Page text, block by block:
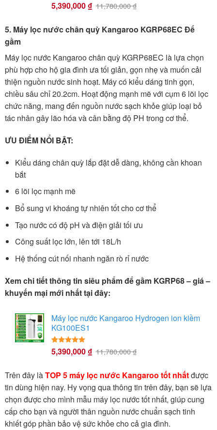
5.00trên 5
dựa trên
23
5,390,000 ₫ 11,780,000₫
5. Máy lọc nước chân quỳ Kangaroo KGRP68EC Để
gầm
Máy lọc nước Kangaroo chân quỳ KGRP68EC là lựa chọn
phù hợp cho hộ gia đình ưa tối giản, gọn nhẹ và muốn cải
thiện nguồn nước sinh hoạt. Máy có kiểu dáng tinh gọn,
chiều sâu chỉ 20.2cm. Hoạt động mạnh mẽ với cụm 6 lõi lọc
chức năng, mang đến nguồn nước sạch khỏe giúp loại bỏ
tác nhân gây lão hóa và cân bằng độ PH trong cơ thể.
ƯU ĐIỂM NỔI BẬT:
Kiểu dáng chân quỳ lắp đặt dễ dàng, không cần khoan
bắt
6 lõi lọc mạnh mẽ
Bổ sung vi khoáng tự nhiên tốt cho cơ thể
Tạo nước có độ pH và điện giải tối ưu
Công suất lọc lớn, lên tới 18L/h
Hệ thống cút nối nhanh ngăn rò rỉ nước
Xem chi tiết thông tin siêu phẩm để gầm KGRP68 – giá –
khuyến mại mới nhất tại đây:
Máy lọc nước Kangaroo Hydrogen ion kiềm
KG100ES1
5.00trên 5
dựa trên
23
5,390,000 ₫ 11,780,000₫
Trên đây làTOP 5 máy lọc nước Kangaroo tốt nhấtđược
tin dùng hiện nay. Hy vọng qua thông tin trên đây, bạn sẽ lựa
chọn được cho mình mẫu máy lọc nước tốt nhất, giúp cung
cấp cho bạn và người thân nguồn nước chuẩn sạch tinh
khiết góp phần bảo vệ sức khỏe cho cả gia đình.